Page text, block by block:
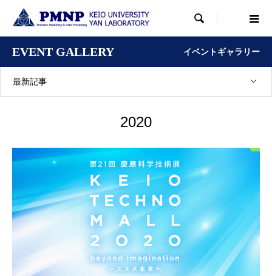

EVENT GALLERY イベントギャラリー
最新記事
2020